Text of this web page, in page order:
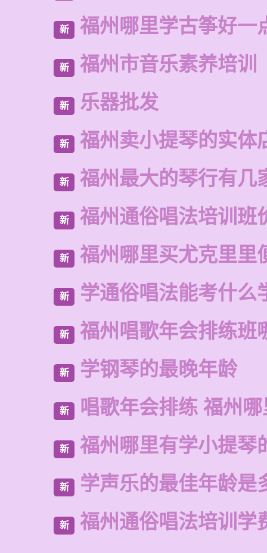
新 福州哪里学古筝好一
新 福州市音乐素养培训
新 乐器批发
新 福州卖小提琴的实体
新 福州最大的琴行有几
新 福州通俗唱法培训班
新 福州哪里买尤克里里
新 学通俗唱法能考什么
新 福州唱歌年会排练班
新 学钢琴的最晚年龄
新 唱歌年会排练 福州
新 福州哪里有学小提琴
新 学声乐的最佳年龄是
新 福州通俗唱法培训学